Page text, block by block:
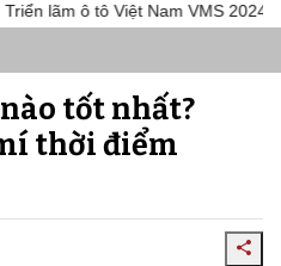
lãm ô tô Việt Nam VMS 2024
tốt nhất?
thời điểm